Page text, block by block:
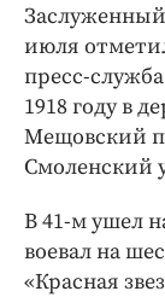
ПРОЕКТЫ
Блоги
Издания
Клиника
Бренд
июля
пресс-
1918 году в
Мещовский
Смоленский
В 41-м ушел
воевал на
«Красная